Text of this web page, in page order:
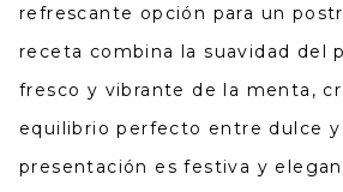
refrescante opción para un
receta combina la suavidad del
fresco y vibrante de la menta,
equilibrio perfecto entre dulce y
presentación es festiva y